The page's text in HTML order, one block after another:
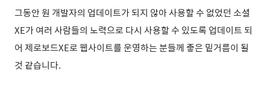
그동안 원 개발자의 업데이트가 되지 않아 사용할 수 없었던 소셜
XE가 여러 사람들의 노력으로 다시 사용할 수 있도록 업데이트 되
어 제로보드XE로 웹사이트를 운영하는 분들께 좋은 밑거름이 될
것 같습니다.